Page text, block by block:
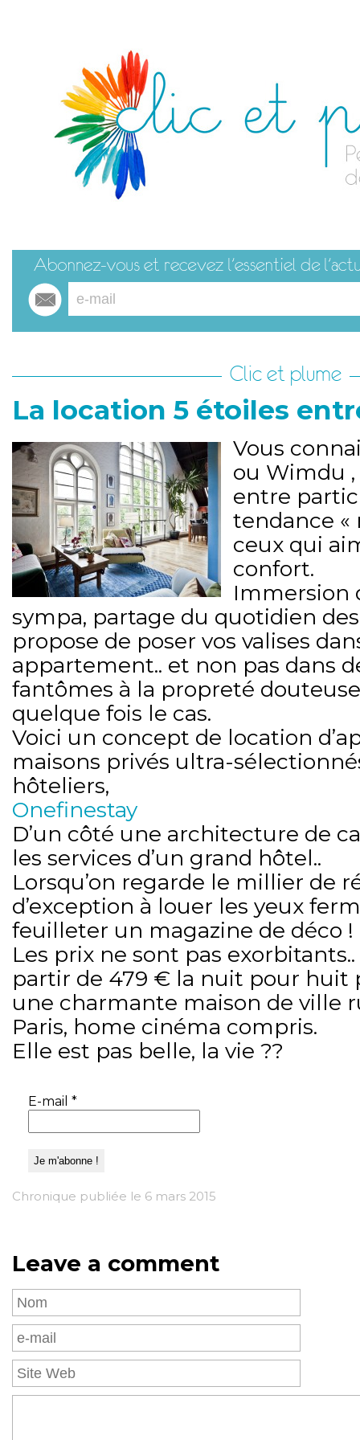
Clic et plume
La location 5 étoiles
Vous
ou Wimdu
entre
tendance «
ceux qui
confort.
Immersion
sympa, partage du quotidien
propose de poser vos valises
appartement.. et non pas dans
fantômes à la propreté
quelque fois le cas.
Voici un concept de location
maisons privés ultra-
hôteliers,
Onefinestay
D’un côté une architecture de
les services d’un grand hôtel..
Lorsqu’on regarde le millier de
d’exception à louer les yeux
feuilleter un magazine de déco !
Les prix ne sont pas
partir de 479 € la nuit pour huit
une charmante maison de ville
Paris, home cinéma compris.
Elle est pas belle, la vie ??
E-mail *
Chronique publiée le 6 mars 2015
Leave a comment